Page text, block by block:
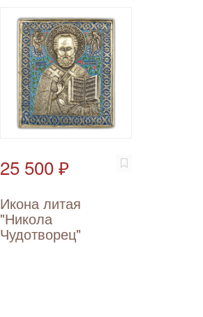
25 500 ₽
Икона литая
"Никола
Чудотворец"